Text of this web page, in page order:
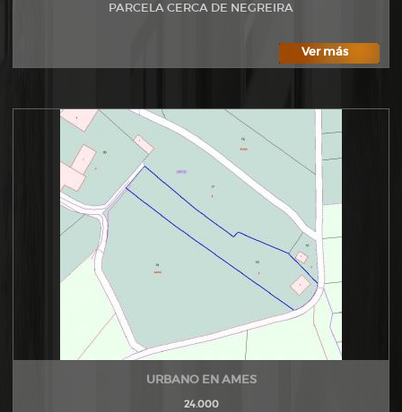
PARCELA CERCA DE NEGREIRA
Ver más
URBANO EN AMES
24.000